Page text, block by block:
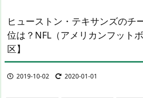
ヒューストン・テキサンズのチ
位は？NFL（アメリカンフット
区】
2019-10-02 2020-01-01